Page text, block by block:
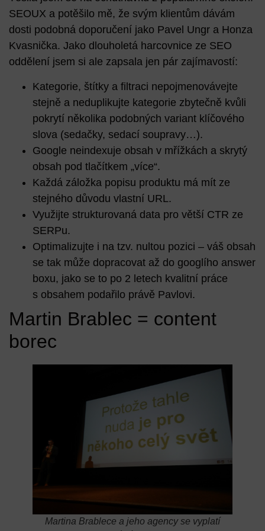
SEOUX a potěšilo mě, že svým klientům dávám
dosti podobná doporučení jako Pavel Ungr a Honza
Kvasnička. Jako dlouholetá harcovnice ze SEO
oddělení jsem si ale zapsala jen pár zajímavostí:
Kategorie, štítky a filtraci nepojmenovávejte
stejně a neduplikujte kategorie zbytečně kvůli
pokrytí několika podobných variant klíčového
slova (sedačky, sedací soupravy…).
Google neindexuje obsah v mřížkách a skrytý
obsah pod tlačítkem „více“.
Každá záložka popisu produktu má mít ze
stejného důvodu vlastní URL.
Využijte strukturovaná data pro větší CTR ze
SERPu.
Optimalizujte i na tzv. nultou pozici – váš obsah
se tak může dopracovat až do googlího answer
boxu, jako se to po 2 letech kvalitní práce
s obsahem podařilo právě Pavlovi.
Martin Brablec = content
borec
Martina Brablece a jeho agency se vyplatí